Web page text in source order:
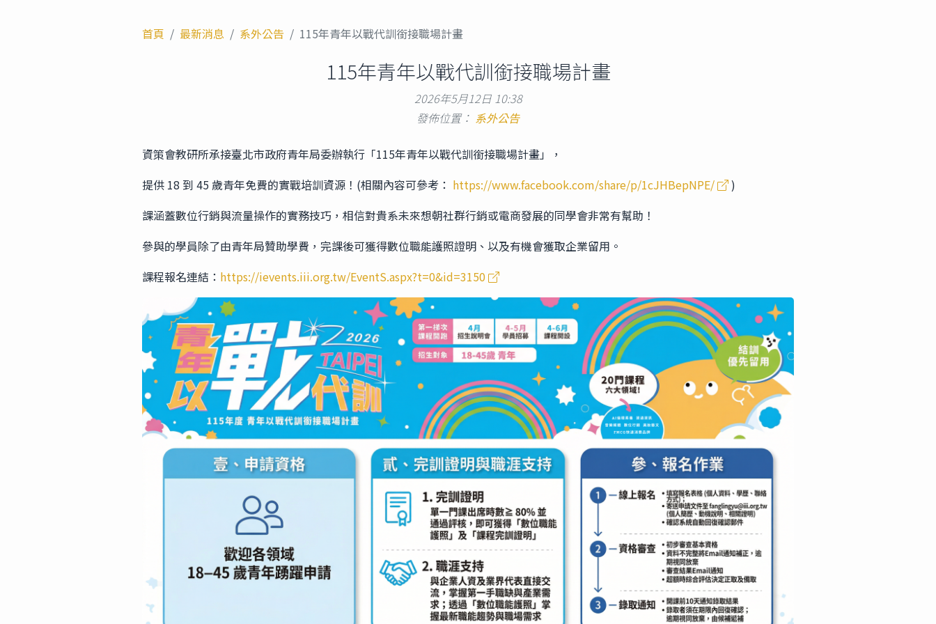
首頁 最新消息 系外公告 115年青年以戰代訓銜接職場計畫
115年青年以戰代訓銜接職場計畫
2026年5月12日 10:38
發佈位置： 系外公告
資策會教研所承接臺北市政府青年局委辦執行「115年青年以戰代訓銜接職場計畫」，
提供 18 到 45 歲青年免費的實戰培訓資源！(相關內容可參考： https://www.facebook.com/share/p/1cJHBepNPE/
)
課涵蓋數位行銷與流量操作的實務技巧，相信對貴系未來想朝社群行銷或電商發展的同學會非常有幫助！
參與的學員除了由青年局贊助學費，完課後可獲得數位職能護照證明、以及有機會獲取企業留用。
課程報名連結： https://ievents.iii.org.tw/EventS.aspx?t=0&id=3150